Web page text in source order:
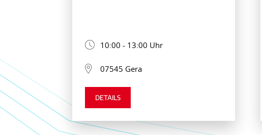
10:00 - 13:00 Uhr
07545 Gera
DETAILS